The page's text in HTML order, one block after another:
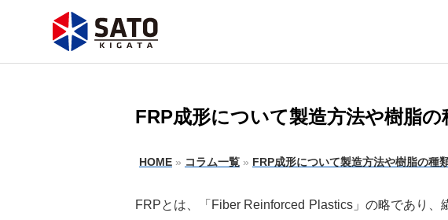
FRP成形について製造方法や樹脂
HOME » コラム一覧 » FRP成形について製造方法や樹脂の種
FRPとは、「Fiber Reinforced Plastics」の略であり